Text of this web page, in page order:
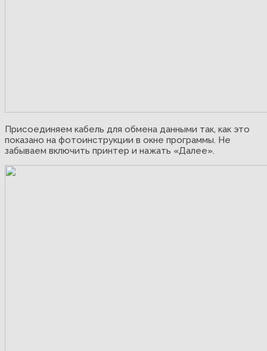
Присоединяем кабель для обмена данными так, как это
показано на фотоинструкции в окне программы. Не
забываем включить принтер и нажать «Далее».